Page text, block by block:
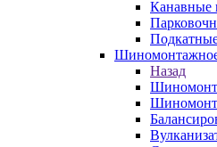
Канавные
Назад